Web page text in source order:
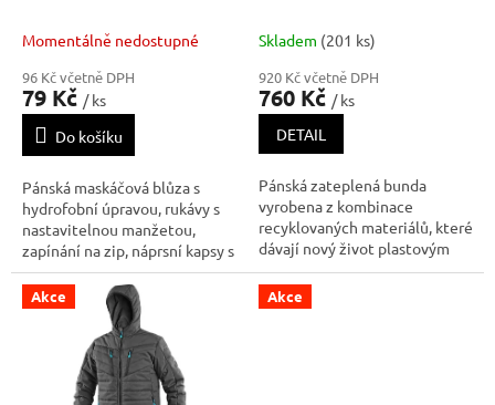
Momentálně nedostupné
96 Kč včetně DPH
79 Kč / ks
Do košíku
Pánská maskáčová blůza s
hydrofobní úpravou, rukávy s
nastavitelnou manžetou,
zapínání na zip, náprsní kapsy s
klopami, skrytá náprsní kapsa
na zip, boční kapsy na zip,
síťová podšívka na zádech,
vnitřní levá náprsní kapsa na
zip, spodní část na bocí
Skladem (201 ks)
920 Kč včetně DPH
760 Kč / ks
DETAIL
Pánská zateplená bunda
vyrobena z kombinace
recyklovaných materiálů, které
dávají nový život plastovým
lahvím. Pro výrobu jednoho
kusu bundy bylo využito 60
kusů PET lahví. Je vhodná do
Akce Akce